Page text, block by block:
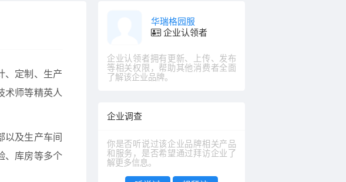
、定制、生产
术师等精英人
以及生产车间
、库房等多个
华瑞格园服
企业认领者
企业认领者拥有更新、上传、发布
等相关权限，帮助其他消费者全面
了解该企业品牌。
企业调查
你是否听说过该企业品牌相关产品
和服务，是否希望通过拜访企业了
解更多信息。